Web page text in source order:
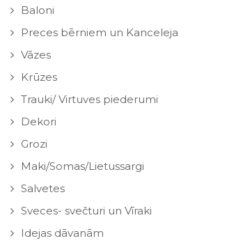
Baloni
Preces bērniem un Kanceleja
Vāzes
Krūzes
Trauki/ Virtuves piederumi
Dekori
Grozi
Maki/Somas/Lietussargi
Salvetes
Sveces- svečturi un Vīraki
Idejas dāvanām